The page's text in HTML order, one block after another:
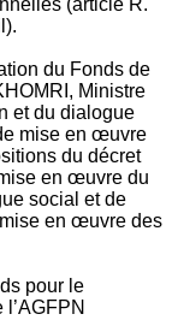
(article R.
du Fonds de
Ministre
et du dialogue
mise en œuvre
du décret
en œuvre du
social et de
mise en œuvre des
pour le